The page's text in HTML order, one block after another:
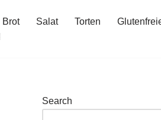
Brot Salat Torten
Search